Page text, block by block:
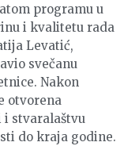
programu u
i kvalitetu rada
Levatić,
svečanu
Nakon
otvorena
i stvaralaštvu
do kraja godine.